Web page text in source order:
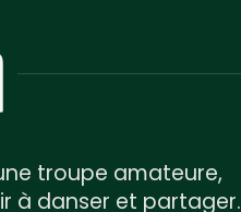
troupe amateure,
à danser et partager.